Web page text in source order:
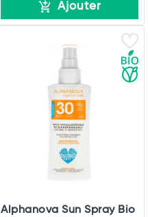
Ajouter
Alphanova Sun Spray Bio